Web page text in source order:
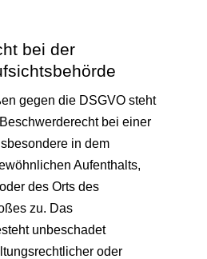
bei der
gegen die DSGVO steht
bei einer
in dem
Aufenthalts,
des Orts des
zu. Das
unbeschadet
oder